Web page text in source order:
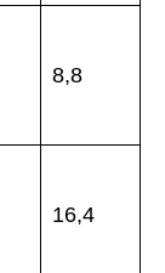
8,8
16,4